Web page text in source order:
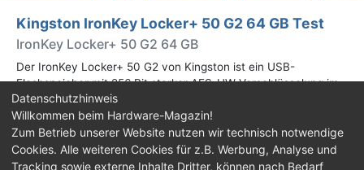
Kingston IronKey Locker+ 50 G2 64 GB Test
IronKey Locker+ 50 G2 64 GB
Der IronKey Locker+ 50 G2 von Kingston ist ein USB-
Flashspeicher mit 256 Bit starker AES-HW-Verschlüsselung im
XTS-Modus. Wir haben das 64-GB-Modell im Praxistest
genauer begutachtet.
Impressum| Kontakt |Jobs |Datenschutz |
Datenschutzhinweis
Willkommen beim Hardware-Magazin!
Zum Betrieb unserer Website nutzen wir technisch notwendige
Cookies. Alle weiteren Cookies für z.B. Werbung, Analyse und
Tracking sowie externe Inhalte Dritter, können nach Bedarf